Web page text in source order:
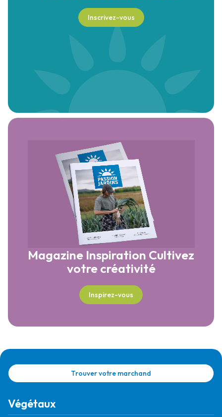
Inscrivez-vous
Magazine Inspiration Cultivez
votre créativité
Inspirez-vous
Trouver votre marchand
Végétaux